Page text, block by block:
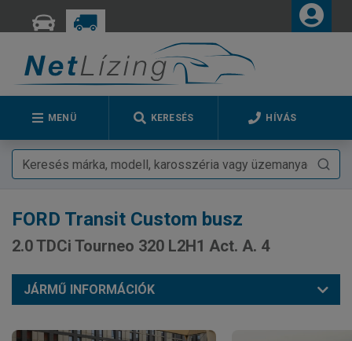
MENÜ KERESÉS HÍVÁS
FORD Transit Custom busz
2.0 TDCi Tourneo 320 L2H1 Act. A. 4
JÁRMŰ INFORMÁCIÓK